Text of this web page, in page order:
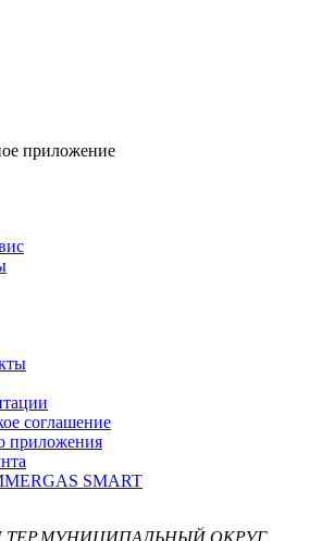
приложение
соглашение
приложения
SMART
ВН.ТЕР.МУНИЦИПАЛЬНЫЙ ОКРУГ